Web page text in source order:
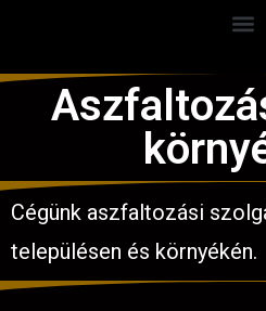
Cégünk aszfaltozási
településen és környékén.